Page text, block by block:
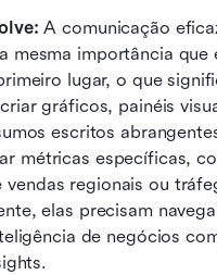
A comunicação
mesma importância que
lugar, o que
gráficos, painéis
escritos
métricas específicas,
vendas regionais ou
elas precisam
de negócios